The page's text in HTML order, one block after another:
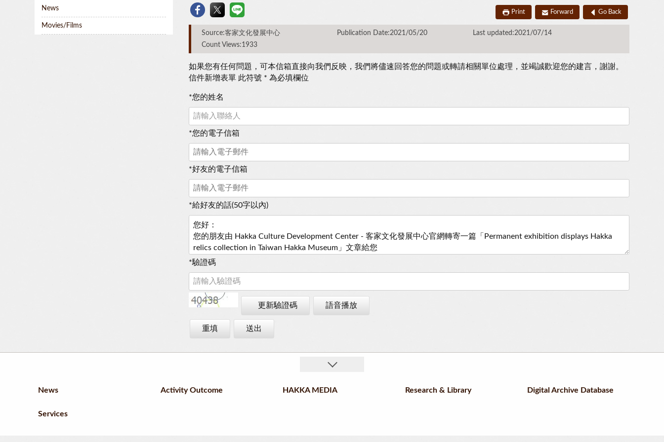
News
Movies/Films
Print Forward Go Back
Source:客家文化發展中心 Publication Date:2021/05/20
Last updated:2021/07/14
Count Views:1933
如果您有任何問題，可本信箱直接向我們反映，我們將儘速回答您的問題或轉請相關單位處理，並竭誠歡迎您的建言，謝謝。
信件新增表單 此符號 * 為必填欄位
*您的姓名
*您的電子信箱
*好友的電子信箱
*給好友的話(50字以內)
*驗證碼
更新驗證碼 語音播放
重填 送出
News Activity Outcome HAKKA MEDIA Research & Library Digital Archive Database
Services